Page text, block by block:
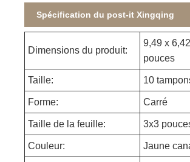
Spécification du post-it Xingqing
Dimensions du produit:
9,49 x
pouces
Taille: 10
Forme: Carré
Taille de la feuille: 3x3
Couleur: Jaune